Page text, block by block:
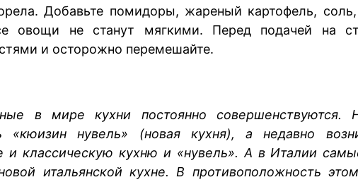
Добавьте помидоры, жареный картофель,
не станут мягкими. Перед подачей на
и осторожно перемешайте.
в мире кухни постоянно совершенствуются.
«кюизин нувель» (новая кухня), а недавно
и классическую кухню и «нувель». А в Италии
итальянской кухне. В противоположность